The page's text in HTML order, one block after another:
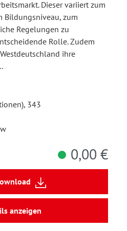
Dieser variiert zum
Bildungsniveau, zum
Regelungen zu
Rolle. Zudem
ihre
343
0,00 €
anzeigen